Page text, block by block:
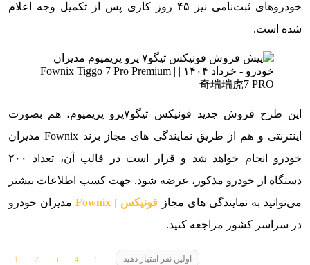
خودروهای ثبت‌نامی نیز ۴۵ روز کاری پس از تکمیل وجه اعلام
شده است.
این طرح فروش جدید فونیکس تیگو۷پرو پریمیوم، هم بصورت
اینترنتی و هم از طریق نمایندگی های مجاز برند Fownix مدیران
خودرو انجام خواهد شد و قرار است در قالب آن، تعداد ۲۰۰
دستگاه از خودرو مذکور، عرضه شود. جهت کسب اطلاعات بیشتر
می‌توانید به نمایندگی های مجاز فونیکس | Fownix
مدیران خودرو
در سراسر کشور مراجعه کنید.
اولین نفر امتیاز دهید